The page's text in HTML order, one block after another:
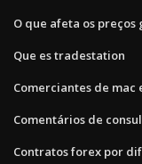
O que afeta os
Que es tradestation
Comerciantes de mac
Comentários de
Contratos forex por